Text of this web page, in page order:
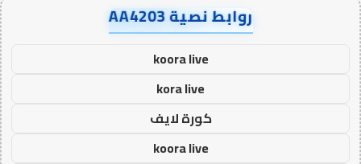
روابط نصية AA4203
koora live
kora live
كورة لايف
koora live